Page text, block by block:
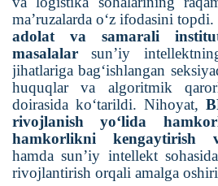
ma’ruzalarda o‘z ifodasini topdi.
adolat va samarali
masalalar sun’iy
jihatlariga bag‘ishlangan
huquqlar va algoritmik
doirasida ko‘tarildi. Nihoyat,
rivojlanish yo‘lida
hamkorlikni kengaytirish
hamda sun’iy intellekt
rivojlantirish orqali amalga